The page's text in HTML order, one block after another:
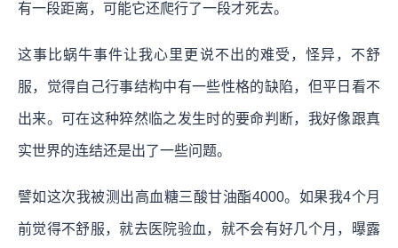
有一段距离，可能它还爬行了一段才死去。
这事比蜗牛事件让我心里更说不出的难受，怪异，不舒
服，觉得自己行事结构中有一些性格的缺陷，但平日看不
出来。可在这种猝然临之发生时的要命判断，我好像跟真
实世界的连结还是出了一些问题。
譬如这次我被测出高血糖三酸甘油酯4000。如果我4个月
前觉得不舒服，就去医院验血，就不会有好几个月，曝露